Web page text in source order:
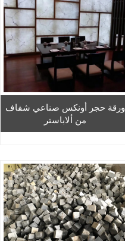
ورقة حجر أونكس صناعي شفاف
من ألاباستر